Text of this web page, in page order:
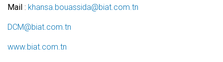
Mail : khansa.bouassida@biat.com.tn
DCM@biat.com.tn
www.biat.com.tn